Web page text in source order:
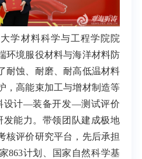
学材料科学与工程学院院
环境服役材料与海洋材料防
耐蚀、耐磨、耐高低温材料
，高能束加工与增材制造等
设计—装备开发—测试评价
能力。带领团队建成极地
核评价研究平台，先后承担
863计划、国家自然科学基